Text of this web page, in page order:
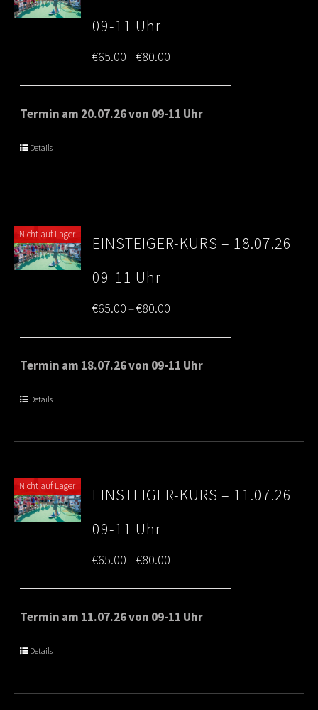
09-11 Uhr
€65.00–€80.00
range:
€65.00
Termin am 20.07.26 von 09-11 Uhr
Details
Nicht auf Lager
EINSTEIGER-KURS – 18.07.26
09-11 Uhr
€65.00–€80.00
range:
€65.00
Termin am 18.07.26 von 09-11 Uhr
Details
Nicht auf Lager
EINSTEIGER-KURS – 11.07.26
09-11 Uhr
€65.00–€80.00
range:
€65.00
Termin am 11.07.26 von 09-11 Uhr
Details